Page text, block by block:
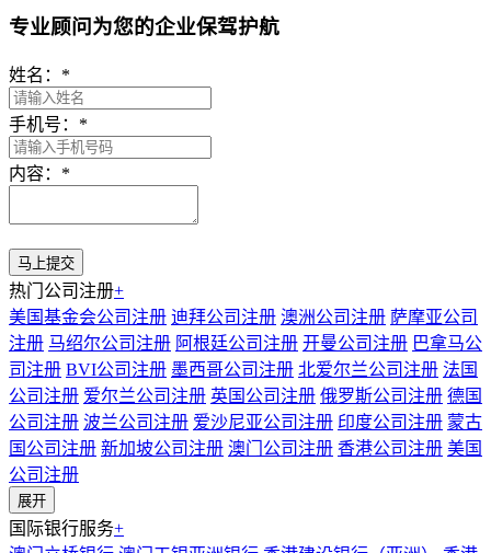
专业顾问为您的企业保驾护航
姓名： *
手机号： *
内容： *
热门公司注册+
美国基金会公司注册 迪拜公司注册 澳洲公司注册 萨摩亚公司
注册 马绍尔公司注册 阿根廷公司注册 开曼公司注册 巴拿马公
司注册 BVI公司注册 墨西哥公司注册 北爱尔兰公司注册 法国
公司注册 爱尔兰公司注册 英国公司注册 俄罗斯公司注册 德国
公司注册 波兰公司注册 爱沙尼亚公司注册 印度公司注册 蒙古
国公司注册 新加坡公司注册 澳门公司注册 香港公司注册 美国
公司注册
展开
国际银行服务+